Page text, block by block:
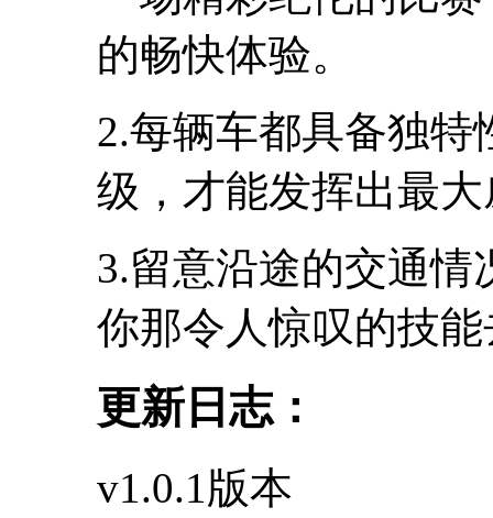
的畅快体验。
2.每辆车都具备独
级，才能发挥出最
3.留意沿途的交通
你那令人惊叹的技
更新日志：
v1.0.1版本